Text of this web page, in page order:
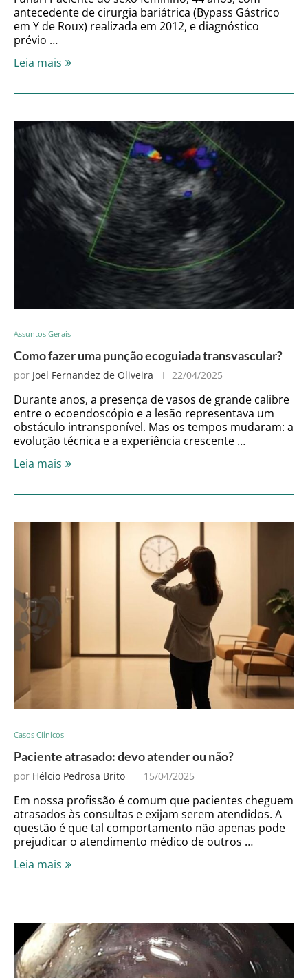
antecedente de cirurgia bariátrica (Bypass Gástrico
em Y de Roux) realizada em 2012, e diagnóstico
prévio …
Leia mais
Assuntos Gerais
Como fazer uma punção ecoguiada transvascular?
por Joel Fernandez de Oliveira 22/04/2025
Durante anos, a presença de vasos de grande calibre
entre o ecoendoscópio e a lesão representava um
obstáculo intransponível. Mas os tempos mudaram: a
evolução técnica e a experiência crescente …
Leia mais
Casos Clínicos
Paciente atrasado: devo atender ou não?
por Hélcio Pedrosa Brito 15/04/2025
Em nossa profissão é comum que pacientes cheguem
atrasados às consultas e exijam serem atendidos. A
questão é que tal comportamento não apenas pode
prejudicar o atendimento médico de outros …
Leia mais